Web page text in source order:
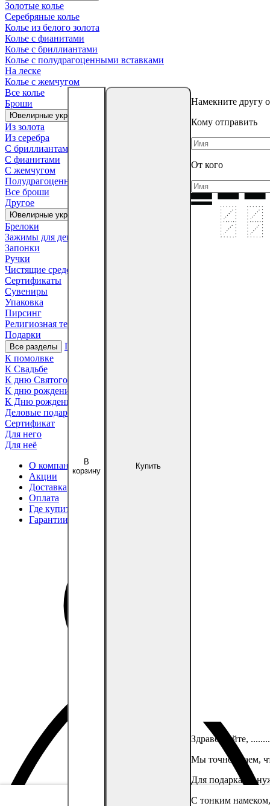
В
корзину
Купить
Намекните другу
Кому отправить
От кого
Здравствуйте,
Мы точно знаем,
Для подарка не
С тонким
Золотые колье
Серебряные колье
Колье из белого золота
Колье с фианитами
Колье с бриллиантами
Колье с полудрагоценными вставками
На леске
Колье с жемчугом
Все колье
Броши
Ювелирные украшения
Из золота
Из серебра
С бриллиантами
С фианитами
С жемчугом
Полудрагоценные камни
Все броши
Другое
Ювелирные украшения
Брелоки
Зажимы для денег
Запонки
Ручки
Чистящие средства
Сертификаты
Сувениры
Упаковка
Пирсинг
Религиозная тематика
Подарки
Все разделы
Подарки
К помолвке
К Свадьбе
К дню Святого Валентина
К дню рождения ребёнка
К Дню рождения
Деловые подарки
Сертификат
Для него
Для неё
О компании
Акции
Доставка
Оплата
Где купить?
Гарантии и возврат